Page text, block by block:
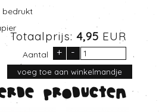
bedrukt
Totaalprijs: 4,95 EUR
Aantal + -
producten